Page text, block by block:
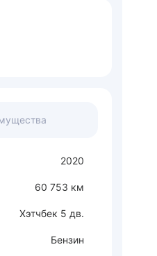
2020
60 753 км
Хэтчбек 5 дв.
Бензин